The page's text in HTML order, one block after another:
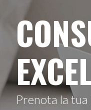
Prenota la